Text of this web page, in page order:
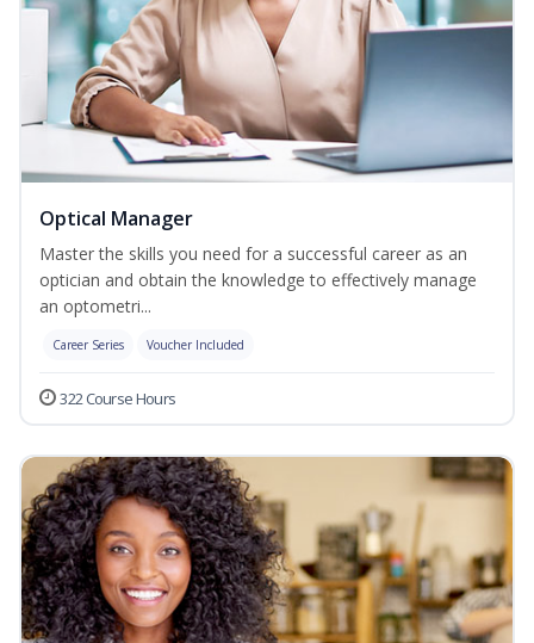
Optical Manager
Master the skills you need for a successful career as an
optician and obtain the knowledge to effectively manage
an optometri...
Career Series Voucher Included
322 Course Hours